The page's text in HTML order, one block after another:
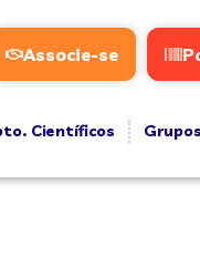
Associe-se
Científicos